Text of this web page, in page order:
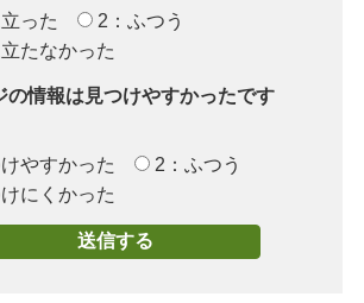
った
2：ふつう
たなかった
の情報は見つけやすかったです
やすかった
2：ふつう
にくかった